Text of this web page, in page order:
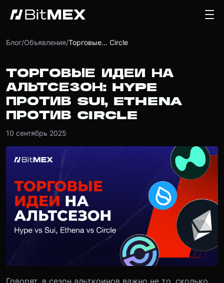
Блог/Объявления/Торговые... Circle
ТОРГОВЫЕ ИДЕИ НА
АЛЬТСЕЗОН: HYPE
ПРОТИВ SUI, ETHENA
ПРОТИВ CIRCLE
10 сентябрь 2025
Говорят, в сезон альткоинов важно не то, сколько